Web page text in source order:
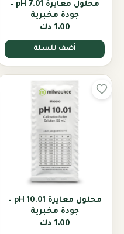
محلول معايرة pH 7.01 –
جودة مخبرية
1.00 دك
أضف للسلة
محلول معايرة pH 10.01 –
جودة مخبرية
1.00 دك